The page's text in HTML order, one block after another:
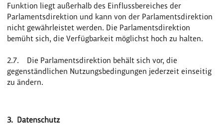
Funktion liegt außerhalb des Einflussbereiches der
Parlamentsdirektion und kann von der Parlamentsdirektion
nicht gewährleistet werden. Die Parlamentsdirektion
bemüht sich, die Verfügbarkeit möglichst hoch zu halten.
2.7. Die Parlamentsdirektion behält sich vor, die
gegenständlichen Nutzungsbedingungen jederzeit einseitig
zu ändern.
3. Datenschutz